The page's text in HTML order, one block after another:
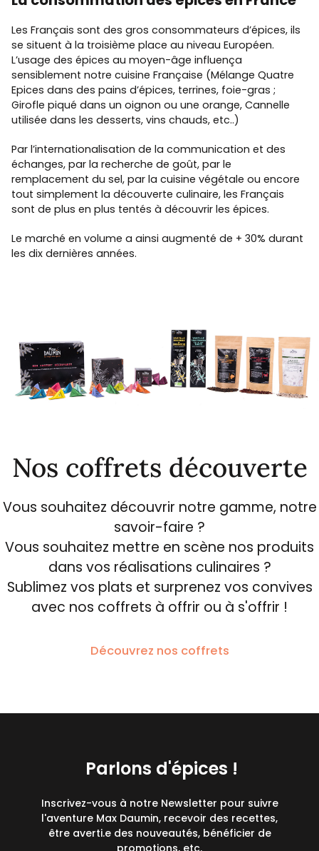
Les Français sont des gros consommateurs d’épices, ils
se situent à la troisième place au niveau Européen.
L’usage des épices au moyen-âge influença
sensiblement notre cuisine Française (Mélange Quatre
Epices dans des pains d’épices, terrines, foie-gras ;
Girofle piqué dans un oignon ou une orange, Cannelle
utilisée dans les desserts, vins chauds, etc..)
Par l’internationalisation de la communication et des
échanges, par la recherche de goût, par le
remplacement du sel, par la cuisine végétale ou encore
tout simplement la découverte culinaire, les Français
sont de plus en plus tentés à découvrir les épices.
Le marché en volume a ainsi augmenté de + 30% durant
les dix dernières années.
Nos coffrets découverte
Vous souhaitez découvrir notre gamme, notre
savoir-faire ?
Vous souhaitez mettre en scène nos produits
dans vos réalisations culinaires ?
Sublimez vos plats et surprenez vos convives
avec nos coffrets à offrir ou à s'offrir !
Découvrez nos coffrets
Parlons d'épices !
Inscrivez-vous à notre Newsletter pour suivre
l'aventure Max Daumin, recevoir des recettes,
être averti.e des nouveautés, bénéficier de
promotions, etc.